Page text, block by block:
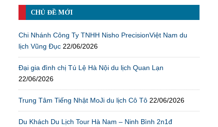
CHỦ ĐỀ MỚI
Chi Nhánh Công Ty TNHH Nisho PrecisionViệt Nam du
lịch Vũng Đục 22/06/2026
Đại gia đình chị Tú Lệ Hà Nội du lịch Quan Lạn
22/06/2026
Trung Tâm Tiếng Nhật MoJi du lịch Cô Tô 22/06/2026
Du Khách Du Lịch Tour Hà Nam – Ninh Bình 2n1đ